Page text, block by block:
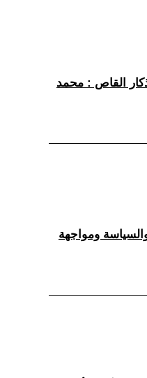
القاص : محمد
ومواجهة